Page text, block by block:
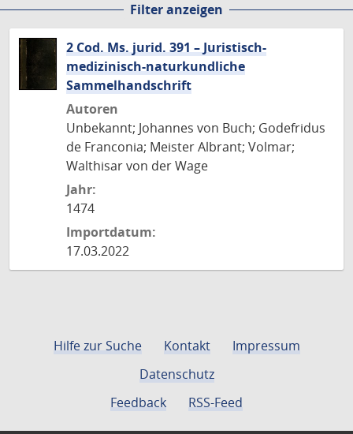
Filter anzeigen
2 Cod. Ms. jurid. 391 – Juristisch-
medizinisch-naturkundliche
Sammelhandschrift
Autoren
Unbekannt; Johannes von Buch; Godefridus
de Franconia; Meister Albrant; Volmar;
Walthisar von der Wage
Jahr:
1474
Importdatum:
17.03.2022
Hilfe zur Suche Kontakt
Impressum
Datenschutz
Feedback
RSS-Feed